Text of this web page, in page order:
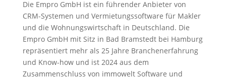
Die Empro GmbH ist ein führender Anbieter von
CRM-Systemen und Vermietungssoftware für Makler
und die Wohnungswirtschaft in Deutschland. Die
Empro GmbH mit Sitz in Bad Bramstedt bei Hamburg
repräsentiert mehr als 25 Jahre Branchenerfahrung
und Know-how und ist 2024 aus dem
Zusammenschluss von immowelt Software und